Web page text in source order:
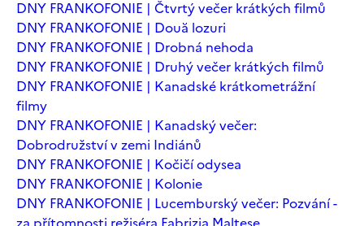
DNY FRANKOFONIE | Čtvrtý večer krátkých filmů
DNY FRANKOFONIE | Două lozuri
DNY FRANKOFONIE | Drobná nehoda
DNY FRANKOFONIE | Druhý večer krátkých filmů
DNY FRANKOFONIE | Kanadské krátkometrážní
filmy
DNY FRANKOFONIE | Kanadský večer:
Dobrodružství v zemi Indiánů
DNY FRANKOFONIE | Kočičí odysea
DNY FRANKOFONIE | Kolonie
DNY FRANKOFONIE | Lucemburský večer: Pozvání -